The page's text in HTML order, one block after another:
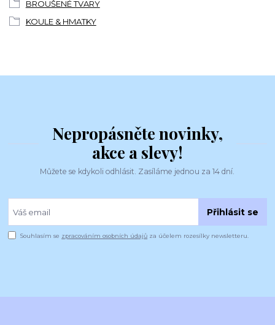
BROUŠENÉ TVARY
KOULE & HMATKY
Nepropásněte novinky,
akce a slevy!
Můžete se kdykoli odhlásit. Zasíláme jednou za 14 dní.
Přihlásit se
Souhlasím se zpracováním osobních údajů za účelem rozesílky newsletteru.